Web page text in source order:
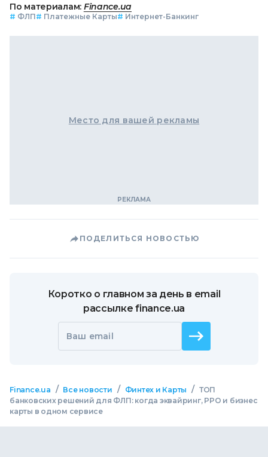
По материалам: Finance.ua
# ФЛП# Платежные Карты# Интернет-Банкинг
Место для вашей рекламы
ПОДЕЛИТЬСЯ НОВОСТЬЮ
Коротко о главном за день в email
рассылке finance.ua
Ваш email
Finance.ua / Все новости / Финтех и Карты / ТОП
банковских решений для ФЛП: когда эквайринг, РРО и бизнес
карты в одном сервисе